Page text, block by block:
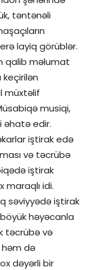
təntənəli
layiq görüblər.
qalib məlumat
keçirilən
müxtəlif
musiqi,
əhatə edir.
iştirak edə
və təcrübə
iştirak
maraqlı idi.
səviyyədə iştirak
həyəcanla
təcrübə və
də
dəyərli bir